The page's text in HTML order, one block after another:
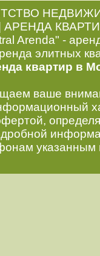
|АРЕНДА
Arenda" -
элитных
квартир в
ваше
указанным